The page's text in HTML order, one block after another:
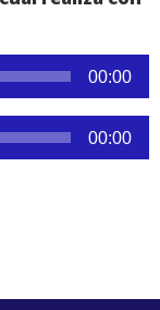
00:00
00:00